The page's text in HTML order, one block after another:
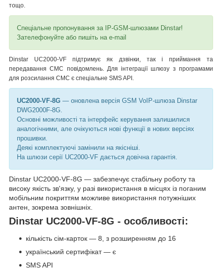
тощо.
Спеціальне пропонування за IP-GSM-шлюзами Dinstar!
Зателефонуйте або пишіть на e-mail
Dinstar UC2000-VF підтримує як дзвінки, так і приймання та
передавання СМС повідомлень. Для інтеграції шлюзу з програмами
для розсилання СМС є спеціальне SMS API.
UC2000-VF-8G — оновлена версія GSM VoIP-шлюза Dinstar
DWG2000F-8G.
Основні можливості та інтерфейс керування залишилися
аналогічними, але очікуються нові функції в нових версіях
прошивки.
Деякі комплектуючі замінили на якісніші.
На шлюзи серії UC2000-VF дається довічна гарантія.
Dinstar UC2000-VF-8G — забезпечує стабільну роботу та
високу якість зв'язку, у разі використання в місцях із поганим
мобільним покриттям можливе використання потужніших
антен, зокрема зовнішніх.
Dinstar UC2000-VF-8G - особливості:
кількість сім-карток — 8, з розширенням до 16
український сертифікат — є
SMS API